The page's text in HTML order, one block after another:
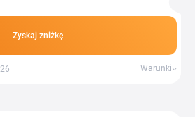
trzech oznaczonych
przy czym rabat zostanie
na wszystkie trzy pozycje.
Zyskaj zniżkę
Warunki